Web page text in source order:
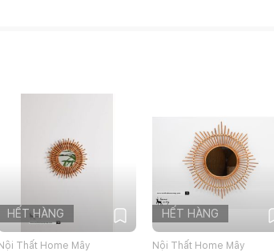
HẾT HÀNG
Nội Thất Home Mây
HẾT HÀNG
Nội Thất Home Mây